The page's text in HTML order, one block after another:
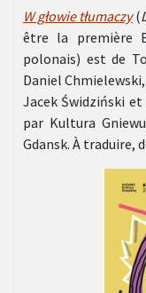
W głowie tłumaczy(
être la première
polonais) est de
Daniel
Jacek Świdziński et
par Kultura
Gdansk. À traduire,